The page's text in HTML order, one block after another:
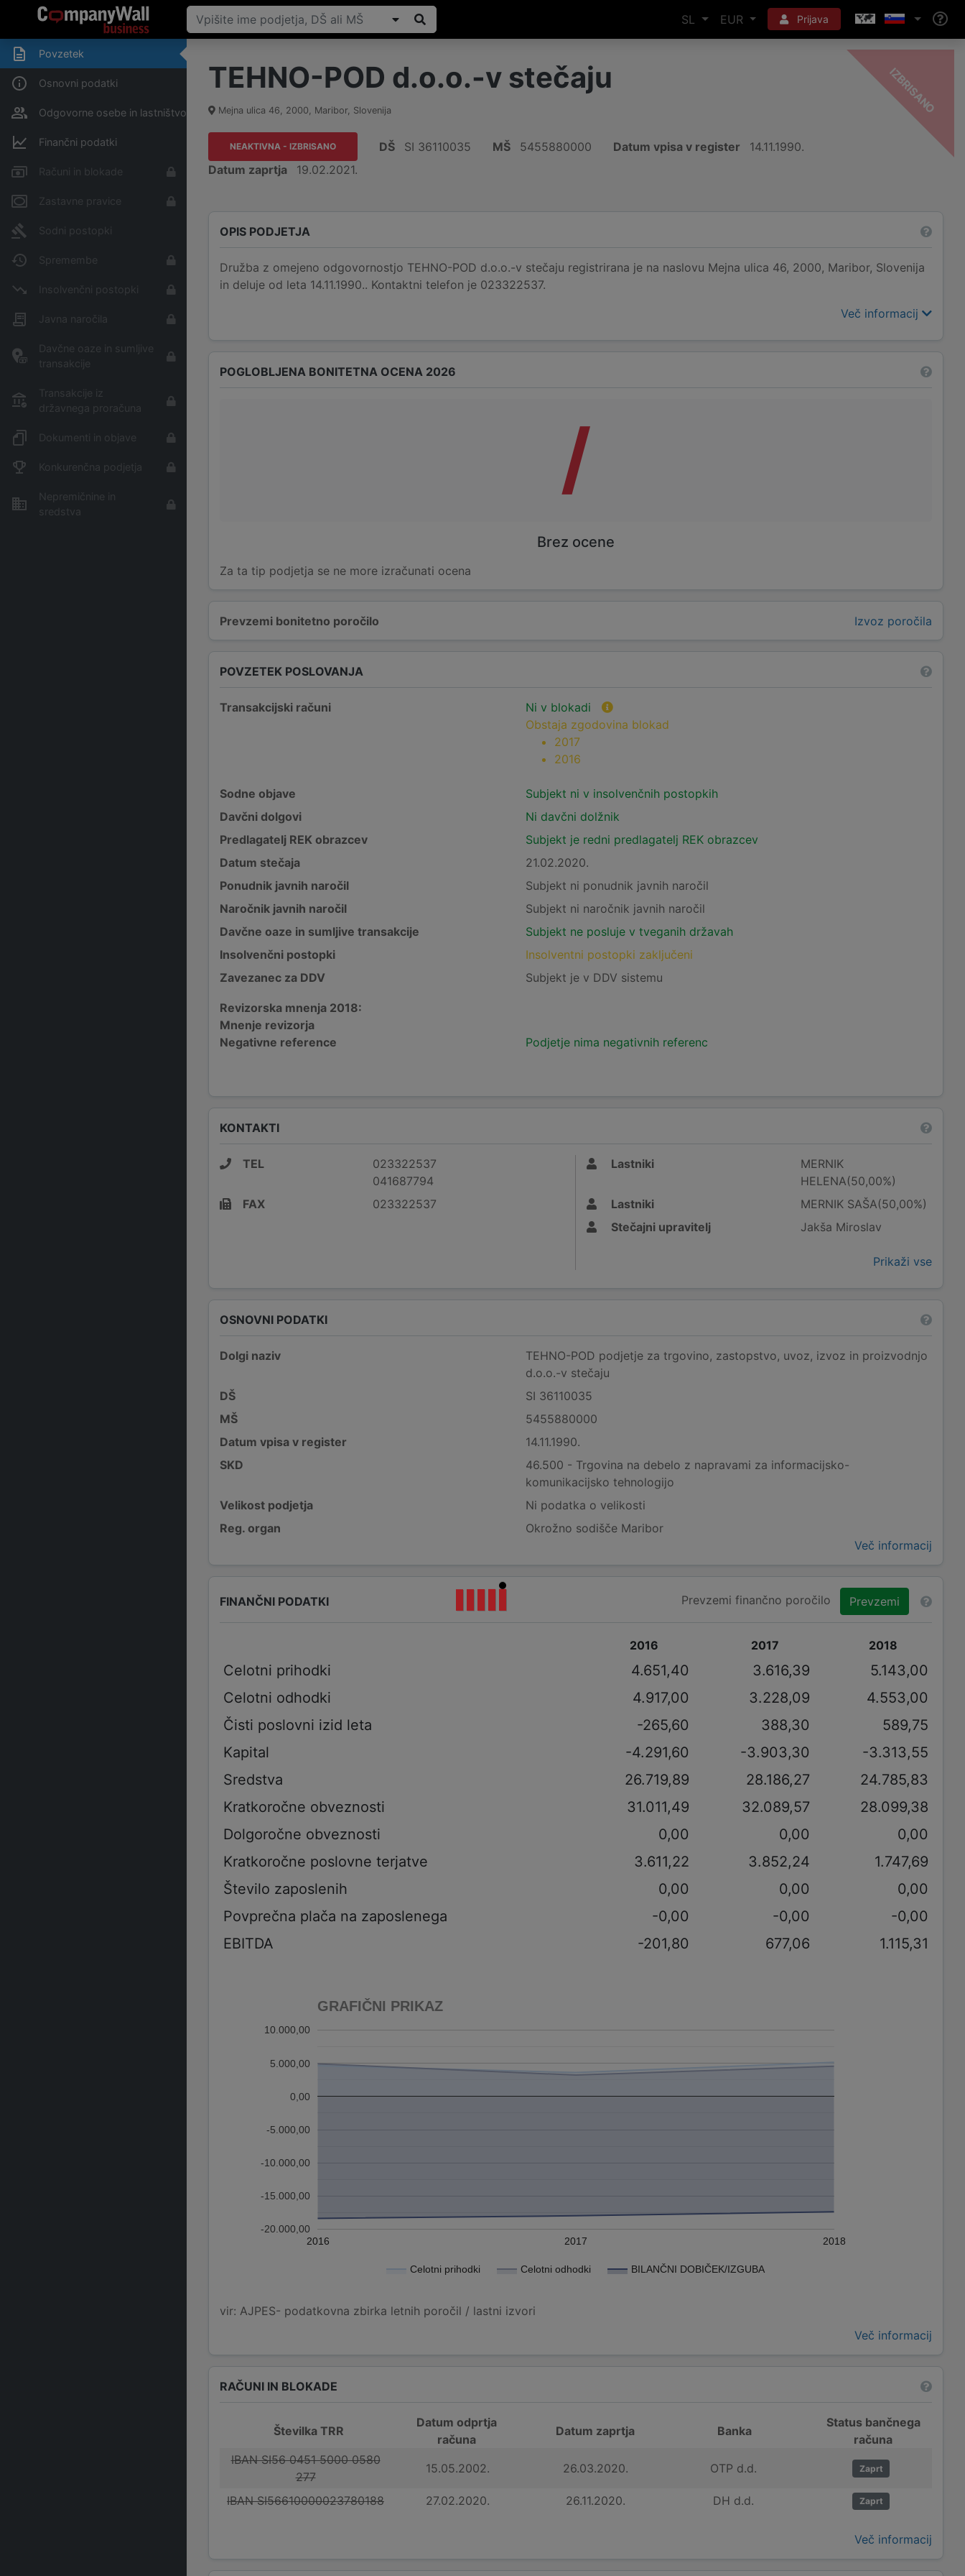
SL EUR Prijava
Povzetek
Osnovni podatki
Odgovorne osebe in lastništvo
Finančni podatki
Računi in blokade
Zastavne pravice
Sodni postopki
Spremembe
Insolvenčni postopki
Javna naročila
Davčne oaze in sumljive
transakcije
Transakcije iz
državnega proračuna
Dokumenti in objave
Konkurenčna podjetja
Nepremičnine in
sredstva
TEHNO-POD d.o.o.-v stečaju
Mejna ulica 46, 2000, Maribor, Slovenija -
O
NEAKTIVNA - IZBRISANO DŠ SI 36110035 MŠ 5455880000 Datum vpisa v register
14.11.1990.
Datum zaprtja
19.02.2021.
OPIS PODJETJA
Družba z omejeno odgovornostjo TEHNO-POD d.o.o.-v stečaju registrirana je na naslovu Mejna ulica 46, 2000, Maribor, Slovenija
in deluje od leta 14.11.1990.. Kontaktni telefon je 023322537.
Več informacij
Prevzemi bonitetno poročilo Izvoz poročila
POGLOBLJENA BONITETNA OCENA 2026
/
Brez ocene
Za ta tip podjetja se ne more izračunati ocena
POVZETEK POSLOVANJA
Transakcijski računi
Ni v blokadi
Obstaja zgodovina blokad
2017
2016
Sodne objave
Subjekt ni v insolvenčnih postopkih
Davčni dolgovi
Ni davčni dolžnik
Predlagatelj REK obrazcev
Subjekt je redni predlagatelj REK obrazcev
Datum stečaja
21.02.2020.
Ponudnik javnih naročil
Subjekt ni ponudnik javnih naročil
Naročnik javnih naročil
Subjekt ni naročnik javnih naročil
Davčne oaze in sumljive transakcije
Subjekt ne posluje v tveganih državah
Insolvenčni postopki
Insolventni postopki zaključeni
Zavezanec za DDV
Subjekt je v DDV sistemu
Revizorska mnenja 2018:
Mnenje revizorja
Negativne reference
Podjetje nima negativnih referenc
KONTAKTI
TEL
023322537
041687794
FAX
023322537
Lastniki
MERNIK
HELENA(50,00%)
Lastniki
MERNIK SAŠA(50,00%)
Stečajni upravitelj
Jakša Miroslav
Prikaži vse
OSNOVNI PODATKI
Dolgi naziv
TEHNO-POD podjetje za trgovino, zastopstvo, uvoz, izvoz in proizvodnjo
d.o.o.-v stečaju
DŠ
SI 36110035
MŠ
5455880000
Datum vpisa v register
14.11.1990.
SKD
46.500 - Trgovina na debelo z napravami za informacijsko-
komunikacijsko tehnologijo
Velikost podjetja
Ni podatka o velikosti
Reg. organ
Okrožno sodišče Maribor
Več informacij
FINANČNI PODATKI Prevzemi finančno poročilo Prevzemi
2016 2017 2018
Celotni prihodki 4.651,40 3.616,39
5.143,00
Celotni odhodki
4.917,00 3.228,09
4.553,00
Čisti poslovni izid leta
-265,60 388,30
589,75
Kapital
-4.291,60 -3.903,30
-3.313,55
Sredstva
26.719,89 28.186,27
24.785,83
Kratkoročne obveznosti
31.011,49 32.089,57
28.099,38
Dolgoročne obveznosti
0,00 0,00
0,00
Kratkoročne poslovne terjatve
3.611,22 3.852,24
1.747,69
Število zaposlenih
0,00 0,00
0,00
Povprečna plača na zaposlenega
-0,00 -0,00
-0,00
EBITDA
-201,80 677,06 1.115,31
GRAFIČNI PRIKAZ
Celotni prihodki Celotni odhodki BILANČNI DOBIČEK/IZGUBA
2016 2017 2018
-20.000,00
-15.000,00
-10.000,00
-5.000,00
0,00
5.000,00
10.000,00
vir: AJPES- podatkovna zbirka letnih poročil / lastni izvori
Več informacij
RAČUNI IN BLOKADE
Številka TRR
Datum odprtja
računa
Datum zaprtja Banka
Status bančnega
računa
IBAN SI56 0451 5000 0580
277
15.05.2002. 26.03.2020. OTP d.d. Zaprt
IBAN SI56610000023780188 27.02.2020. 26.11.2020. DH d.d. Zaprt
Več informacij